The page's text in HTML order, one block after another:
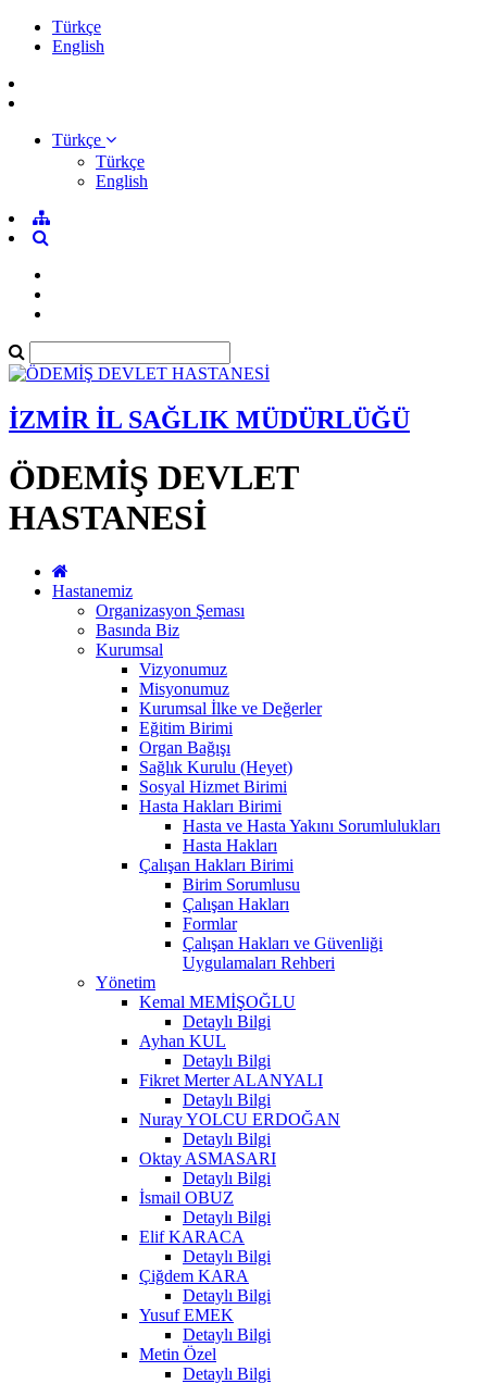
Türkçe
English
Türkçe
Türkçe
English
İZMİR İL SAĞLIK MÜDÜRLÜĞÜ
ÖDEMİŞ DEVLET
HASTANESİ
Hastanemiz
Organizasyon Şeması
Basında Biz
Kurumsal
Vizyonumuz
Misyonumuz
Kurumsal İlke ve Değerler
Eğitim Birimi
Organ Bağışı
Sağlık Kurulu (Heyet)
Sosyal Hizmet Birimi
Hasta Hakları Birimi
Hasta ve Hasta Yakını Sorumlulukları
Hasta Hakları
Çalışan Hakları Birimi
Birim Sorumlusu
Çalışan Hakları
Formlar
Çalışan Hakları ve Güvenliği
Uygulamaları Rehberi
Yönetim
Kemal MEMİŞOĞLU
Detaylı Bilgi
Ayhan KUL
Detaylı Bilgi
Fikret Merter ALANYALI
Detaylı Bilgi
Nuray YOLCU ERDOĞAN
Detaylı Bilgi
Oktay ASMASARI
Detaylı Bilgi
İsmail OBUZ
Detaylı Bilgi
Elif KARACA
Detaylı Bilgi
Çiğdem KARA
Detaylı Bilgi
Yusuf EMEK
Detaylı Bilgi
Metin Özel
Detaylı Bilgi